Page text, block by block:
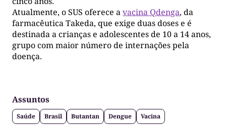
Atualmente, o SUS oferece avacina Qdenga, da
farmacêutica Takeda, que exige duas doses e é
destinada a crianças e adolescentes de 10 a 14 anos,
grupo com maior número de internações pela
doença.
Assuntos
Saúde Brasil Butantan Dengue Vacina